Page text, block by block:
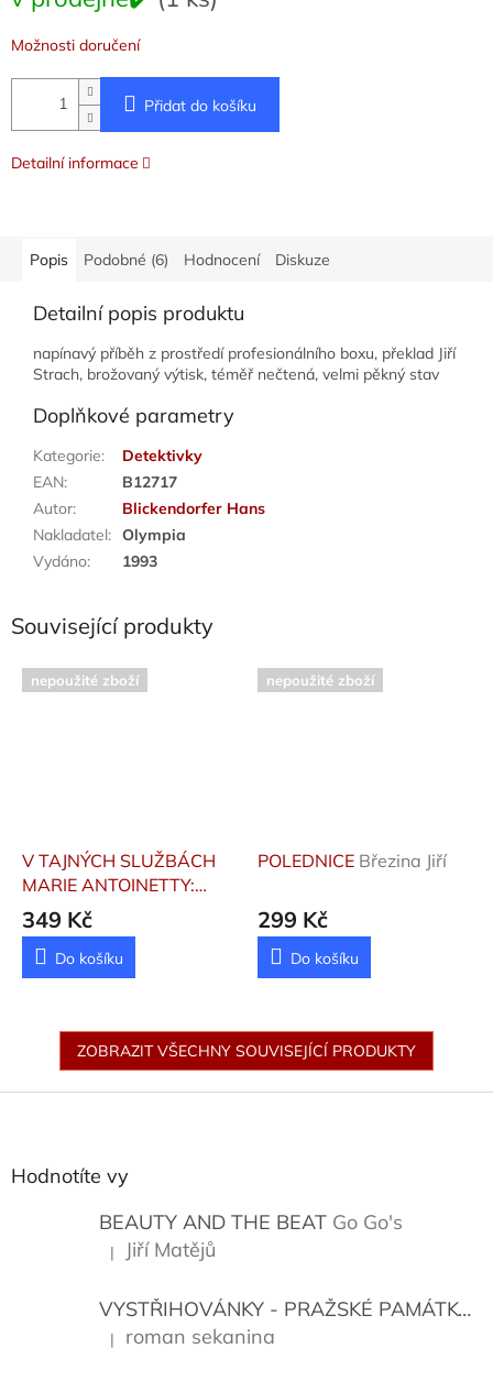
Možnosti doručení
Přidat do košíku
Detailní informace
Popis Podobné (6) Hodnocení Diskuze
Detailní popis produktu
napínavý příběh z prostředí profesionálního boxu, překlad Jiří
Strach, brožovaný výtisk, téměř nečtená, velmi pěkný stav
Doplňkové parametry
Kategorie:
Detektivky
EAN:
B12717
Autor:
Blickendorfer Hans
Nakladatel: Olympia
Vydáno: 1993
Související produkty
nepoužité zboží
V TAJNÝCH SLUŽBÁCH
MARIE ANTOINETTY:
KRVAVÉ ZLATO INKŮ
Lenormand Frédéric
349 Kč
Do košíku
nepoužité zboží
POLEDNICE Březina Jiří
299 Kč
Do košíku
ZOBRAZIT VŠECHNY SOUVISEJÍCÍ PRODUKTY
Hodnotíte vy
BEAUTY AND THE BEAT Go Go's
Hodnocení produktu je 5 z 5 hvězdiček.
| Jiří Matějů
VYSTŘIHOVÁNKY - PRAŽSKÉ PAMÁTKY
Hodnocení produktu je 5 z 5 hvězdiček.
| roman sekanina